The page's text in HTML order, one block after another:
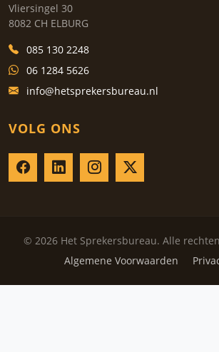
Vliersingel 30
8082 CH ELBURG
085 130 2248
06 1284 5626
info@hetsprekersbureau.nl
VOLG ONS
© 2026 Het Sprekersbureau. Alle
Algemene Voorwaarden